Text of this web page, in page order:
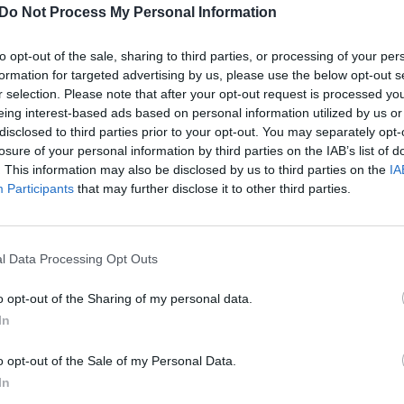
Do Not Process My Personal Information
opt-out of the sale, sharing to third parties, or processing of your
for targeted advertising by us, please use the below opt-out
selection. Please note that after your opt-out request is processed
interest-based ads based on personal information utilized by us
to third parties prior to your opt-out. You may separately
of your personal information by third parties on the IAB’s list of
This information may also be disclosed by us to third parties on the
Participants that may further disclose it to other third parties.
Data Processing Opt Outs
opt-out of the Sharing of my personal data.
opt-out of the Sale of my Personal Data.
12 val. 10 min. Grinvičo (15 val. 10
turės galimybę užduoti
#BOND25.
iki šiol lydėjo problemos ir
juostos premjera buvo
filmas turėtų pasirodyti kitų metų